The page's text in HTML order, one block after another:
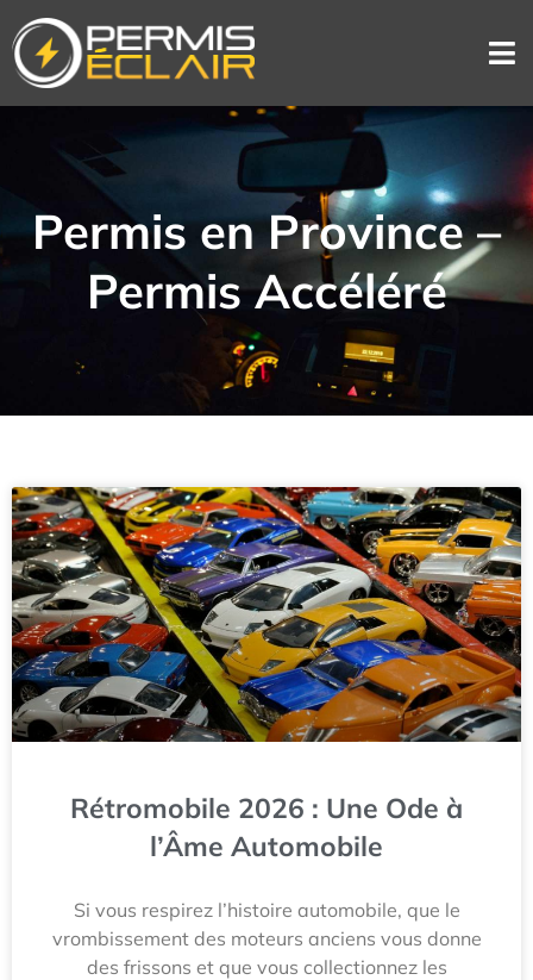
Permis en Province –
Permis Accéléré
Rétromobile 2026 : Une Ode à
l’Âme Automobile
Si vous respirez l’histoire automobile, que le
vrombissement des moteurs anciens vous donne
des frissons et que vous collectionnez les